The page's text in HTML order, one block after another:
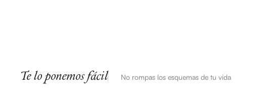
Te lo ponemos fácil No rompas los esquemas de tu vida